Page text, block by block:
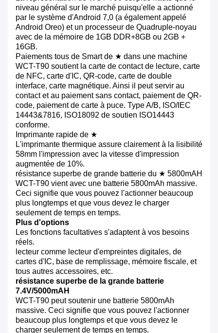
niveau général sur le marché puisqu'elle a actionné
par le système d'Android 7,0 (a également appelé
Android Oreo) et un processeur de Quadruple-noyau
avec de la mémoire de 1GB DDR+8GB ou 2GB +
16GB.
Paiements tous de Smart de ★ dans une machine
WCT-T90 soutient la carte de contact de lecture, carte
de NFC, carte d'IC, QR-code, carte de double
interface, carte magnétique. Ainsi il peut servir au
contact et au paiement sans contact, paiement de QR-
code, paiement de carte à puce. Type A/B, ISO/IEC
14443&7816, ISO18092 de soutien ISO14443
conforme.
Imprimante rapide de ★
L'imprimante thermique assure clairement à la lisibilité
58mm l'impression avec la vitesse d'impression
augmentée de 10%.
résistance superbe de grande batterie du ★ 5800mAH
WCT-T90 vient avec une batterie 5800mAh massive.
Ceci signifie que vous pouvez l'actionner beaucoup
plus longtemps et que vous devez le charger
seulement de temps en temps.
Plus d'options
Les fonctions facultatives s'adaptent à vos besoins
réels.
lecteur comme lecteur d'empreintes digitales, de
cartes d'IC, base de remplissage, mémoire fiscale, et
tous autres accessoires, etc.
résistance superbe de la grande batterie
7.4V/5000mAH
WCT-T90 peut soutenir une batterie 5800mAh
massive. Ceci signifie que vous pouvez l'actionner
beaucoup plus longtemps et que vous devez le
charger seulement de temps en temps.